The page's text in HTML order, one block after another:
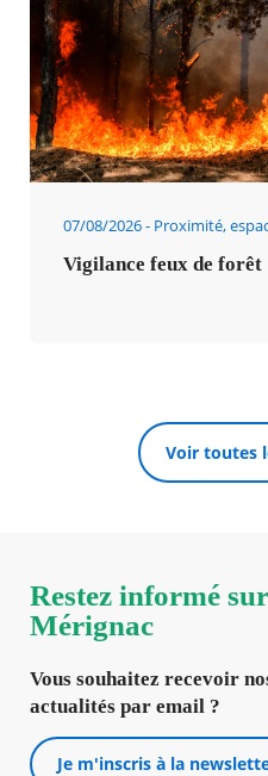
07/08/2026 Proximité,
Vigilance feux de forêt
Voir toutes
Restez informé
Mérignac
Vous souhaitez recevoir
actualités par email ?
Je m'inscris à la